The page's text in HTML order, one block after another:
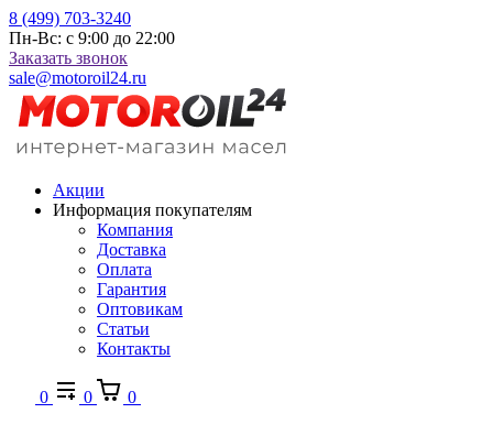
8 (499) 703-3240
Пн-Вс: с 9:00 до 22:00
Заказать звонок
sale@motoroil24.ru
Акции
Информация покупателям
Компания
Доставка
Оплата
Гарантия
Оптовикам
Статьи
Контакты
0 0
0